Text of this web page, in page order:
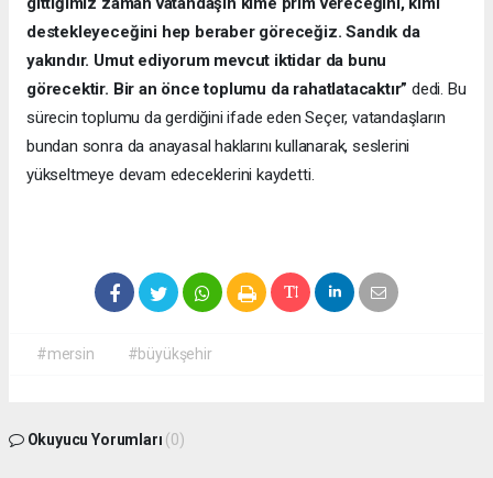
destekleyeceğini hep beraber göreceğiz. Sandık da
yakındır. Umut ediyorum mevcut iktidar da bunu
görecektir. Bir an önce toplumu da rahatlatacaktır”dedi. Bu
sürecin toplumu da gerdiğini ifade eden Seçer, vatandaşların
bundan sonra da anayasal haklarını kullanarak, seslerini
yükseltmeye devam edeceklerini kaydetti.
#mersin #büyükşehir
Okuyucu Yorumları (0)